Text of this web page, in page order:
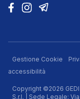
Gestione Cookie
accessibilità
Copyright ©2026
S.r.l. | Sede Legale: